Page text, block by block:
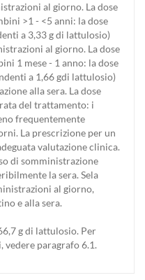
al giorno. La dose
>1 - <5 anni: la dose
a 3,33 g di lattulosio)
al giorno. La dose
1 mese - 1 anno: la dose
a 1,66 gdi lattulosio)
alla sera. La dose
del trattamento: i
frequentemente
La prescrizione per un
valutazione clinica.
di somministrazione
la sera. Sela
al giorno,
e alla sera.
g di lattulosio. Per
vedere paragrafo 6.1.